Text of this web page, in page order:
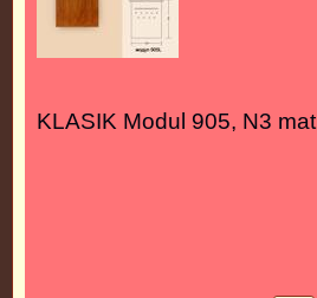
KLASIK Modul 905, N3 mat